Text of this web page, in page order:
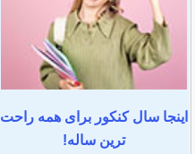
اینجا سال کنکور برای همه راحت
ترین ساله!